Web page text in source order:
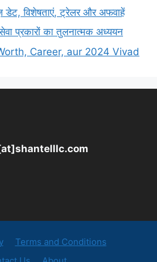
विशेषताएं, ट्रेलर और अफवाहें
प्रकारों का तुलनात्मक अध्ययन
Career, aur 2024 Vivad
Terms and Conditions